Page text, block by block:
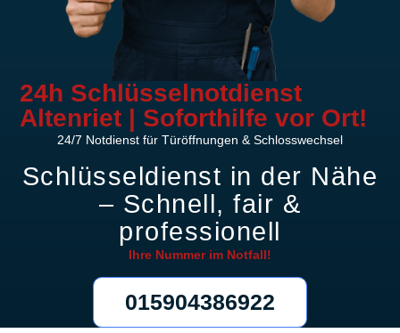
24h Schlüsselnotdienst
Altenriet | Soforthilfe vor Ort!
24/7 Notdienst für Türöffnungen & Schlosswechsel
Schlüsseldienst in der Nähe
– Schnell, fair &
professionell
Ihre Nummer im Notfall!
015904386922